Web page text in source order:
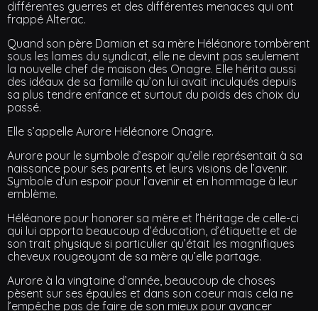
différentes guerres et des différentes menaces qui ont
frappé Alterac.
Quand son père Damian et sa mère Héléanore tombèrent
sous les lames du syndicat, elle ne devint pas seulement
la nouvelle chef de maison des Onagre. Elle hérita aussi
des idéaux de sa famille qu’on lui avait inculqués depuis
sa plus tendre enfance et surtout du poids des choix du
passé.
Elle s’appelle Aurore Héléanore Onagre.
Aurore pour le symbole d’espoir qu’elle représentait à sa
naissance pour ses parents et leurs visions de l’avenir.
Symbole d’un espoir pour l’avenir et en hommage à leur
emblème.
Héléanore pour honorer sa mère et l’héritage de celle-ci
qui lui apporta beaucoup d’éducation, d’étiquette et de
son trait physique si particulier qu’était les magnifiques
cheveux rougeoyant de sa mère qu’elle partage.
Aurore à la vingtaine d’année, beaucoup de choses
pèsent sur ses épaules et dans son coeur mais cela ne
l’empêche pas de faire de son mieux pour avancer